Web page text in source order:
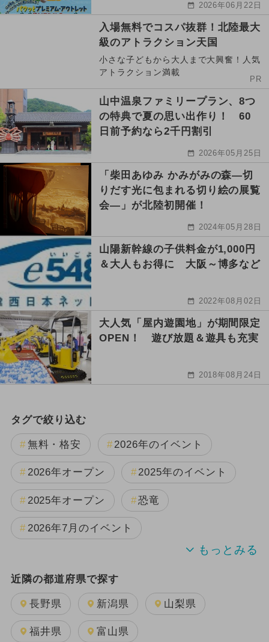
2026年06月22日
入場無料でコスパ抜群！北陸最大
級のアトラクション天国
小さな子どもから大人まで大興奮！人気
アトラクション満載
PR
山中温泉ファミリープラン、8つ
の特典で夏の思い出作り！ 60
日前予約なら2千円割引
2026年05月25日
「柴田あゆみ かみがみの森―切
りだす光に包まれる切り絵の展覧
会―」が北陸初開催！
2024年05月28日
山陽新幹線の子供料金が1,000円
＆大人もお得に 大阪～博多など
2022年08月02日
大人気「屋内遊園地」が期間限定
OPEN！ 遊び放題＆遊具も充実
2018年08月24日
タグで絞り込む
無料・格安 2026年のイベント
2026年オープン 2025年のイベント
2025年オープン 恐竜
2026年7月のイベント
夏休み 2024年のイベント
2026年8月のイベント
2025年11月のイベント
近隣の都道府県で探す
長野県 新潟県 山梨県
福井県 富山県